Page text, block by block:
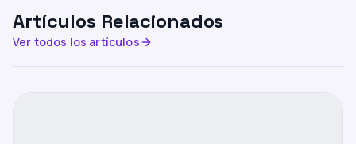
Artículos Relacionados
Ver todos los artículos